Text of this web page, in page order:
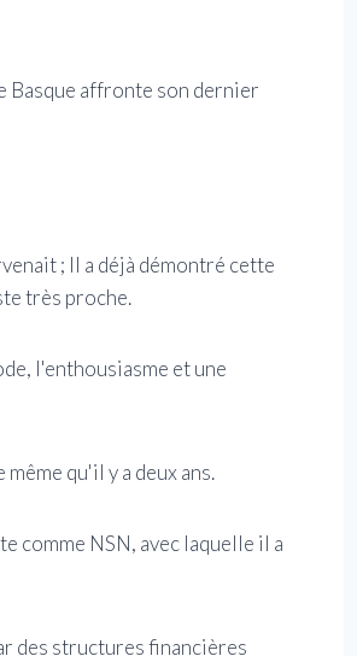
Basque affronte son dernier
; Il a déjà démontré cette
très proche.
l'enthousiasme et une
qu'il y a deux ans.
comme NSN, avec laquelle il a
des structures financières